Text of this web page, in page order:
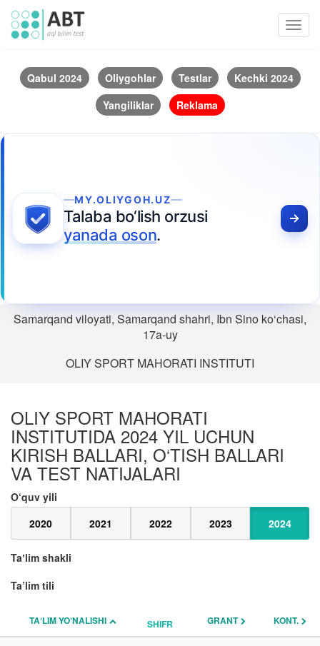
Qabul 2024 Oliygohlar Testlar
Kechki 2024
Yangiliklar
Reklama
MY.OLIYGOH.UZ
Talaba bo‘lish orzusi
yanada oson.
Samarqand viloyati, Samarqand shahri, Ibn Sino ko‘chasi,
17a-uy
OLIY SPORT MAHORATI INSTITUTI
OLIY SPORT MAHORATI
INSTITUTIDA 2024 YIL UCHUN
KIRISH BALLARI, O‘TISH BALLARI
VA TEST NATIJALARI
O‘quv yili
2020
2021 2022 2023 2024
Taʼlim shakli
Ta’lim tili
TAʼLIM YO‘NALISHI SHIFR GRANT KONT.